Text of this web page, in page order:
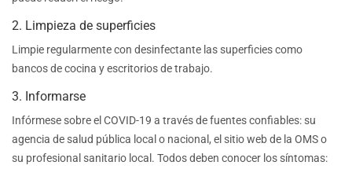
2. Limpieza de superficies
Limpie regularmente con desinfectante las superficies como
bancos de cocina y escritorios de trabajo.
3. Informarse
Infórmese sobre el COVID-19 a través de fuentes confiables: su
agencia de salud pública local o nacional, el sitio web de la OMS o
su profesional sanitario local. Todos deben conocer los síntomas: